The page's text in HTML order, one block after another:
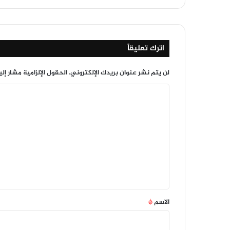
اترك تعليقاً
لن يتم نشر عنوان بريدك الإلكتروني.الحقول الإلزامية مشار
*
الاسم*